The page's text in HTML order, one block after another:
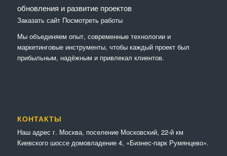
обновления и развитие проектов
Заказать сайт Посмотреть работы
Мы объединяем опыт, современные технологии и
маркетинговые инструменты, чтобы каждый проект был
прибыльным, надёжным и привлекал клиентов.
КОНТАКТЫ
Наш адрес г. Москва, поселение Московский, 22-й км
Киевского шоссе домовладение 4, «Бизнес-парк Румянцево».